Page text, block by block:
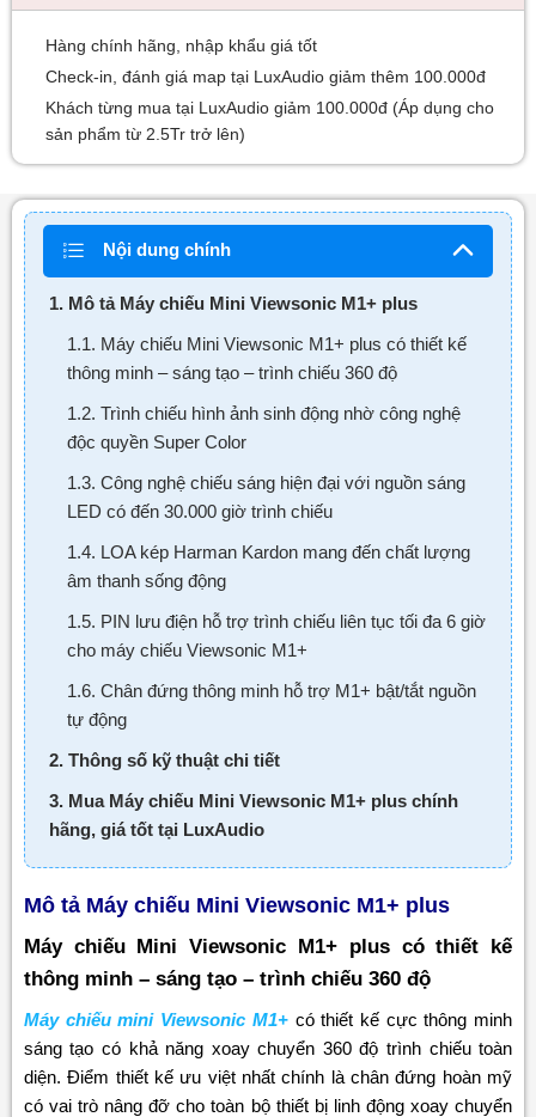
Hàng chính hãng, nhập khẩu giá tốt
Check-in, đánh giá map tại LuxAudio giảm thêm 100.000đ
Khách từng mua tại LuxAudio giảm 100.000đ (Áp dụng cho
sản phẩm từ 2.5Tr trở lên)
Nội dung chính
1. Mô tả Máy chiếu Mini Viewsonic M1+ plus
1.1. Máy chiếu Mini Viewsonic M1+ plus có thiết kế
thông minh – sáng tạo – trình chiếu 360 độ
1.2. Trình chiếu hình ảnh sinh động nhờ công nghệ
độc quyền Super Color
1.3. Công nghệ chiếu sáng hiện đại với nguồn sáng
LED có đến 30.000 giờ trình chiếu
1.4. LOA kép Harman Kardon mang đến chất lượng
âm thanh sống động
1.5. PIN lưu điện hỗ trợ trình chiếu liên tục tối đa 6 giờ
cho máy chiếu Viewsonic M1+
1.6. Chân đứng thông minh hỗ trợ M1+ bật/tắt nguồn
tự động
2. Thông số kỹ thuật chi tiết
3. Mua Máy chiếu Mini Viewsonic M1+ plus chính
hãng, giá tốt tại LuxAudio
Mô tả Máy chiếu Mini Viewsonic M1+ plus
Máy chiếu Mini Viewsonic M1+ plus có thiết kế
thông minh – sáng tạo – trình chiếu 360 độ
Máy chiếu mini Viewsonic M1+có thiết kế cực thông minh
sáng tạo có khả năng xoay chuyển 360 độ trình chiếu toàn
diện. Điểm thiết kế ưu việt nhất chính là chân đứng hoàn mỹ
có vai trò nâng đỡ cho toàn bộ thiết bị linh động xoay chuyển